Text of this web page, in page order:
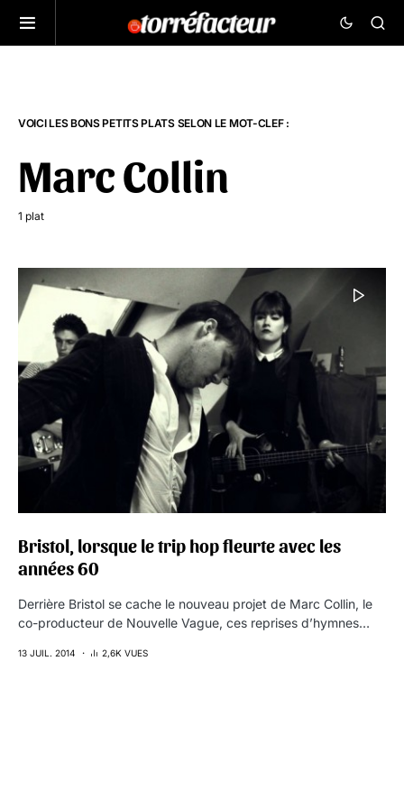
VOICI LES BONS PETITS PLATS SELON LE MOT-CLEF :
Marc Collin
1 plat
Bristol, lorsque le trip hop fleurte avec les
années 60
Derrière Bristol se cache le nouveau projet de Marc Collin, le
co-producteur de Nouvelle Vague, ces reprises d’hymnes…
13 JUIL. 2014 2,6K VUES